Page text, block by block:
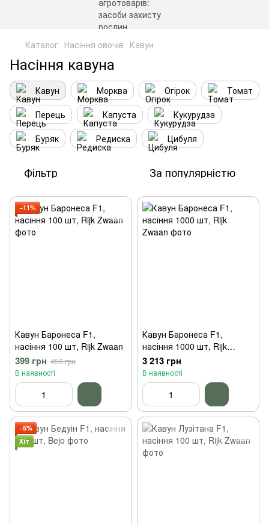
Каталог Насіння овочів Кавун
Насіння кавуна
Кавун Морква Огірок
Томат
Перець
Капуста
Кукурудза
Буряк
Редиска Цибуля
Фільтр За популярністю
−11%
Кавун Баронеса F1,
насіння 100 шт, Rijk Zwaan
399 грн 450 грн
В наявності
Кавун Баронеса F1,
насіння 1000 шт, Rijk
Zwaan
3 213 грн
В наявності
−5%
Хіт